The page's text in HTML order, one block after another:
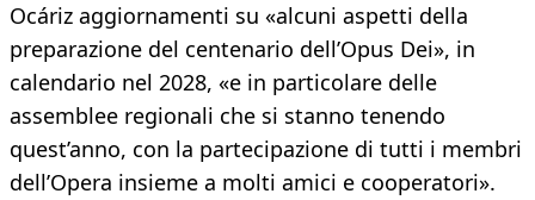
Ocáriz aggiornamenti su «alcuni aspetti della
preparazione del centenario dell’Opus Dei», in
calendario nel 2028, «e in particolare delle
assemblee regionali che si stanno tenendo
quest’anno, con la partecipazione di tutti i membri
dell’Opera insieme a molti amici e cooperatori».